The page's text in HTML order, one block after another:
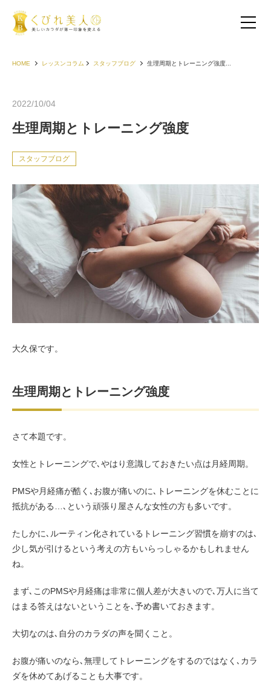
お客様の声（30代以下）
お客様の声（40代）
お客様の声（50代以上）
お客様の声（男性）
HOME レッスンコラム スタッフブログ 生理周期とトレーニング強度...
2022/10/04
生理周期とトレーニング強度
スタッフブログ
大久保です。
生理周期とトレーニング強度
さて本題です。
女性とトレーニングで､やはり意識しておきたい点は月経周期。
PMSや月経痛が酷く､お腹が痛いのに､トレーニングを休むことに
抵抗がある…､という頑張り屋さんな女性の方も多いです。
たしかに､ルーティン化されているトレーニング習慣を崩すのは､
少し気が引けるという考えの方もいらっしゃるかもしれません
ね。
まず､このPMSや月経痛は非常に個人差が大きいので､万人に当て
はまる答えはないということを､予め書いておきます。
大切なのは､自分のカラダの声を聞くこと。
お腹が痛いのなら､無理してトレーニングをするのではなく､カラ
ダを休めてあげることも大事です。